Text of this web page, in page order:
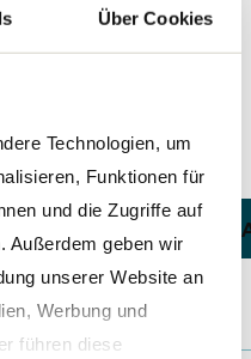
Über Cookies
Technologien, um
Funktionen für
und die Zugriffe auf
Außerdem geben wir
unserer Website an
Werbung und
führen diese
und Absatz
1,717